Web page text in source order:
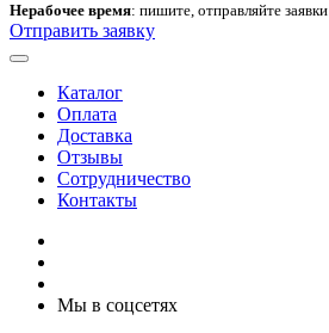
Нерабочее время: пишите, отправляйте заявки
Отправить заявку
Каталог
Оплата
Доставка
Отзывы
Сотрудничество
Контакты
Мы в соцсетях